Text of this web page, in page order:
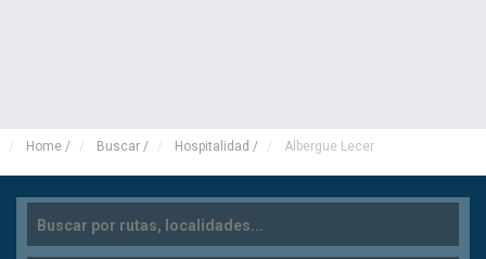
Home / Buscar / Hospitalidad / Albergue Lecer